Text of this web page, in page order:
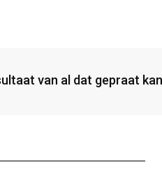
van al dat gepraat